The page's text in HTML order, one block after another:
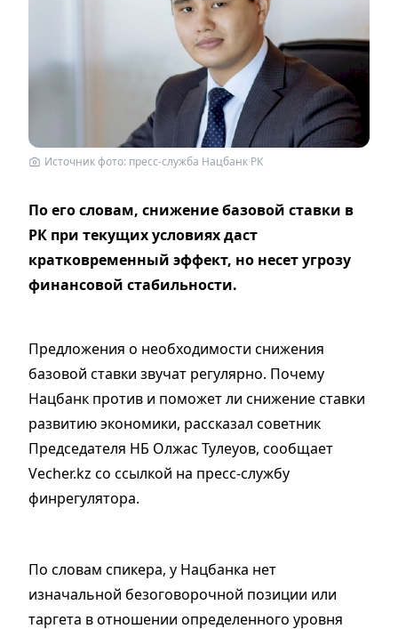
Источник фото: пресс-служба Нацбанк РК
По его словам, снижение базовой ставки в
РК при текущих условиях даст
кратковременный эффект, но несет угрозу
финансовой стабильности.
Предложения о необходимости снижения
базовой ставки звучат регулярно. Почему
Нацбанк против и поможет ли снижение ставки
развитию экономики, рассказал советник
Председателя НБ Олжас Тулеуов, сообщает
Vecher.kz со ссылкой на пресс-службу
финрегулятора.
По словам спикера, у Нацбанка нет
изначальной безоговорочной позиции или
таргета в отношении определенного уровня